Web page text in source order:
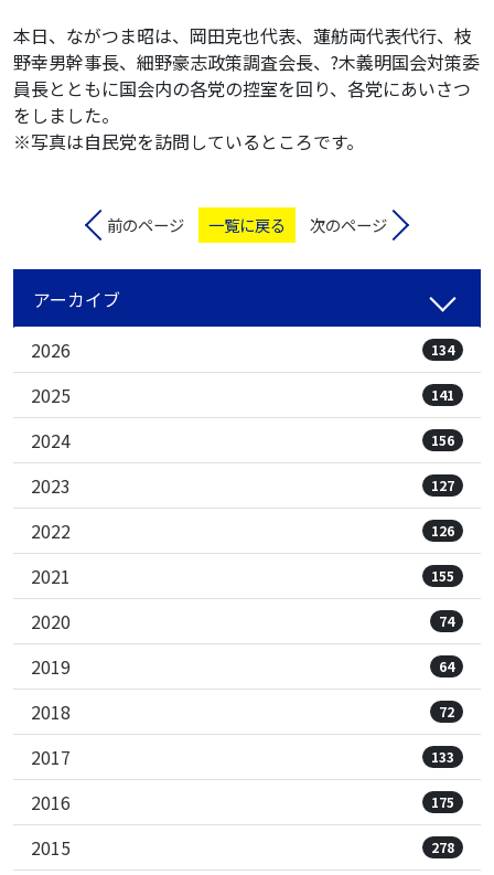
本日、ながつま昭は、岡田克也代表、蓮舫両代表代行、枝
野幸男幹事長、細野豪志政策調査会長、?木義明国会対策委
員長とともに国会内の各党の控室を回り、各党にあいさつ
をしました。
※写真は自民党を訪問しているところです。
前のページ 一覧に戻る 次のページ
アーカイブ
2026
134
2025 141
2024 156
2023 127
2022 126
2021 155
2020 74
2019 64
2018 72
2017 133
2016 175
2015 278